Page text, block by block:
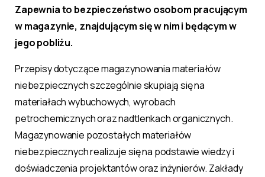
Zapewnia to bezpieczeństwo osobom pracującym
w magazynie, znajdującym się w nim i będącym w
jego pobliżu.
Przepisy dotyczące magazynowania materiałów
niebezpiecznych szczególnie skupiają się na
materiałach wybuchowych, wyrobach
petrochemicznych oraz nadtlenkach organicznych.
Magazynowanie pozostałych materiałów
niebezpiecznych realizuje się na podstawie wiedzy i
doświadczenia projektantów oraz inżynierów. Zakłady